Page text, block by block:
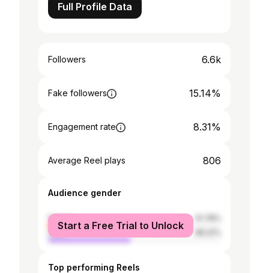
Full Profile Data
Followers 6.6k
Fake followers 15.14%
Engagement rate 8.31%
Average Reel plays 806
Audience gender
female
male
Start a Free Trial to Unlock
Top performing Reels